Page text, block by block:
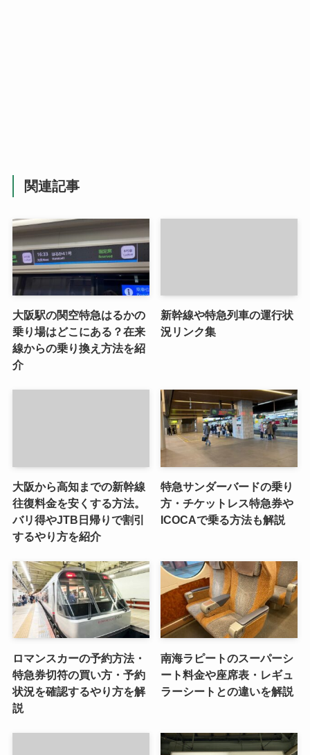
関連記事
大阪駅の関空特急はるかの
乗り場はどこにある？在来
線からの乗り換え方法を紹
介
新幹線や特急列車の運行状
況リンク集
大阪から高知までの新幹線
往復料金を安くする方法。
バリ得やJTB日帰りで割引
するやり方を紹介
特急サンダーバードの乗り
方・チケットレス特急券や
ICOCAで乗る方法も解説
ロマンスカーの予約方法・
特急券切符の買い方・予約
状況を確認するやり方を解
説
南海ラピートのスーパーシ
ート料金や座席表・レギュ
ラーシートとの違いを解説